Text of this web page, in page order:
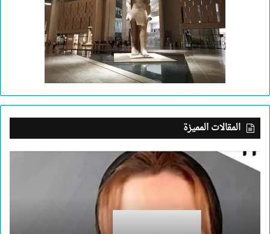
المقالات المميزة
بعد
جريمة